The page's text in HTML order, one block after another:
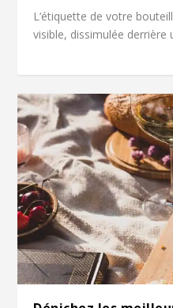
L’étiquette de votre
visible, dissimulée derrière